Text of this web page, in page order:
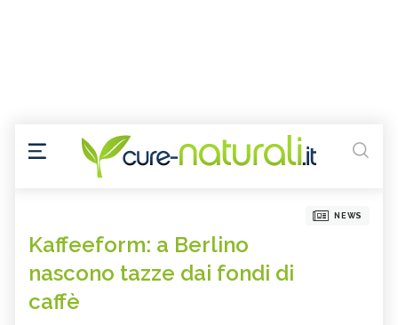
NEWS
Kaffeeform: a Berlino
nascono tazze dai fondi di
caffè